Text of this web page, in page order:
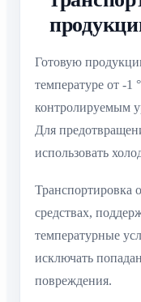
Готовую
температуре от -1
контролируемым
Для
использовать
Транспортировка
средствах,
температурные
исключать
повреждения.